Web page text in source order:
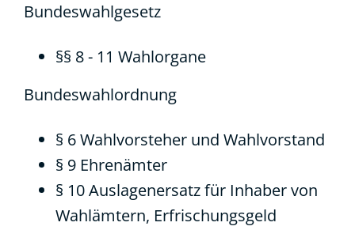
Bundeswahlgesetz
§§ 8 - 11 Wahlorgane
Bundeswahlordnung
§ 6 Wahlvorsteher und Wahlvorstand
§ 9 Ehrenämter
§ 10 Auslagenersatz für Inhaber von
Wahlämtern, Erfrischungsgeld